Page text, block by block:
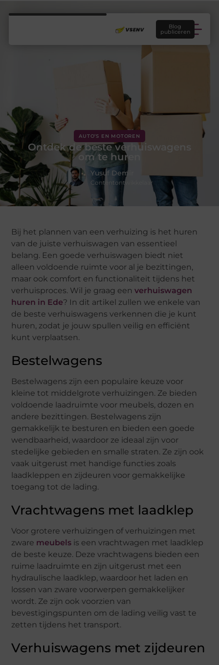
Blog
publiceren
AUTO’S EN MOTOREN
Ontdek de beste verhuiswagens
om te huren
Yusuf Demir
Contentontwikkelaar
Bij het plannen van een verhuizing is het huren
van de juiste verhuiswagen van essentieel
belang. Een goede verhuiswagen biedt niet
alleen voldoende ruimte voor al je bezittingen,
maar ook comfort en functionaliteit tijdens het
verhuisproces. Wil je graag eenverhuiswagen
huren in Ede? In dit artikel zullen we enkele van
de beste verhuiswagens verkennen die je kunt
huren, zodat je jouw spullen veilig en efficiënt
kunt verplaatsen.
Bestelwagens
Bestelwagens zijn een populaire keuze voor
kleine tot middelgrote verhuizingen. Ze bieden
voldoende laadruimte voor meubels, dozen en
andere bezittingen. Bestelwagens zijn
gemakkelijk te besturen en bieden een goede
wendbaarheid, waardoor ze ideaal zijn voor
stedelijke gebieden en smalle straten. Ze zijn ook
vaak uitgerust met handige functies zoals
laadkleppen en zijdeuren voor gemakkelijke
toegang tot de lading.
Vrachtwagens met laadklep
Voor grotere verhuizingen of verhuizingen met
zware meubels is een vrachtwagen met laadklep
de beste keuze. Deze vrachtwagens bieden een
ruime laadruimte en zijn uitgerust met een
hydraulische laadklep, waardoor het laden en
lossen van zware voorwerpen gemakkelijker
wordt. Ze zijn ook voorzien van
bevestigingspunten om de lading veilig vast te
zetten tijdens het transport.
Verhuiswagens met zijdeuren